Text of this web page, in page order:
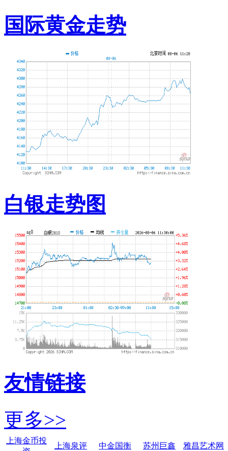
国际黄金走势
白银走势图
友情链接
更多>>
上海金币投
上海泉评 中金国衡 苏州巨鑫 雅昌艺术网